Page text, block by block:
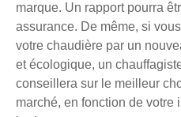
marque. Un rapport pourra
assurance. De même, si
votre chaudière par un
et écologique, un
conseillera sur le meilleur
marché, en fonction de votre